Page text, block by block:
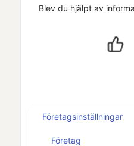
Blev du hjälpt av
Företagsinställningar
Företag